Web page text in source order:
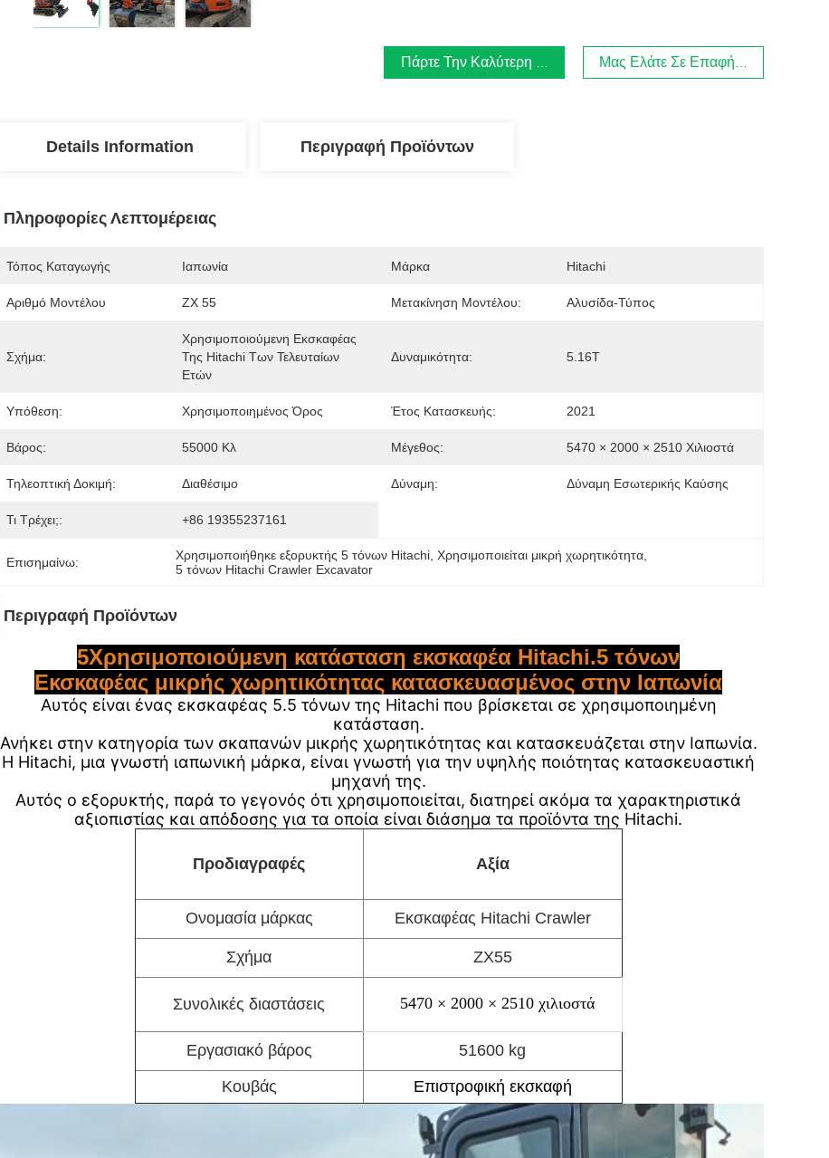
Πάρτε Την Καλύτερη Τιμή Μας Ελάτε Σε Επαφή Με
Details Information Περιγραφή Προϊόντων
Πληροφορίες Λεπτομέρειας
Τόπος Καταγωγής Ιαπωνία Μάρκα Hitachi
Αριθμό Μοντέλου ZX 55 Μετακίνηση Μοντέλου: Αλυσίδα-Τύπος
Σχήμα:
Χρησιμοποιούμενη Εκσκαφέας
Της Hitachi Των Τελευταίων
Ετών
Δυναμικότητα: 5.16Τ
Υπόθεση: Χρησιμοποιημένος Όρος Έτος Κατασκευής: 2021
Βάρος: 55000 Κλ Μέγεθος: 5470 × 2000 × 2510 Χιλιοστά
Τηλεοπτική Δοκιμή: Διαθέσιμο Δύναμη: Δύναμη Εσωτερικής Καύσης
Τι Τρέχει;: +86 19355237161
Επισημαίνω: Χρησιμοποιήθηκε εξορυκτής 5 τόνων Hitachi , Χρησιμοποιείται μικρή χωρητικότητα
5 τόνων Hitachi Crawler Excavator
Περιγραφή Προϊόντων
5Χρησιμοποιούμενη κατάσταση εκσκαφέα Hitachi.5 τόνων
Εκσκαφέας μικρής χωρητικότητας κατασκευασμένος στην Ιαπωνία
Αυτός είναι ένας εκσκαφέας 5.5 τόνων της Hitachi που βρίσκεται σε χρησιμοποιημένη
κατάσταση.
Ανήκει στην κατηγορία των σκαπανών μικρής χωρητικότητας και κατασκευάζεται στην Ιαπωνία.
Η Hitachi, μια γνωστή ιαπωνική μάρκα, είναι γνωστή για την υψηλής ποιότητας κατασκευαστική
μηχανή της.
Αυτός ο εξορυκτής, παρά το γεγονός ότι χρησιμοποιείται, διατηρεί ακόμα τα χαρακτηριστικά
αξιοπιστίας και απόδοσης για τα οποία είναι διάσημα τα προϊόντα της Hitachi.
Προδιαγραφές Αξία
Ονομασία μάρκας Εκσκαφέας Hitachi Crawler
Σχήμα ZX55
Συνολικές διαστάσεις 5470 × 2000 × 2510 χιλιοστά
Εργασιακό βάρος
51600 kg
Κουβάς
Επιστροφική εκσκαφή